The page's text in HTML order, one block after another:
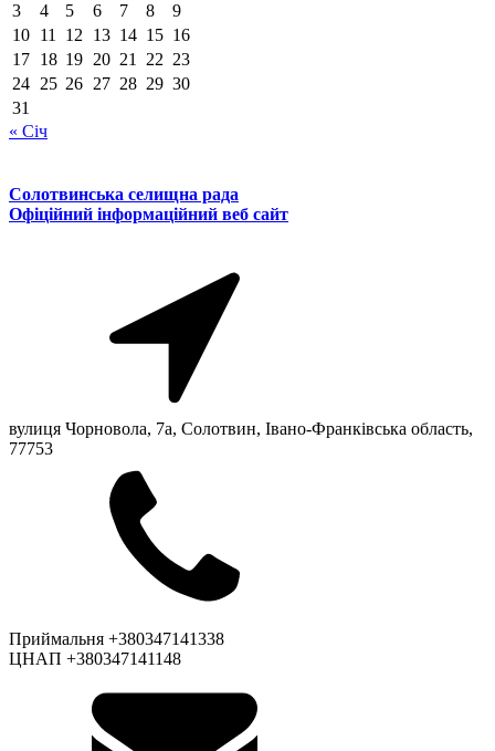
3
4 5 6 7 8
9
10 11 12 13 14 15 16
17 18 19 20 21 22 23
24 25 26 27 28 29 30
31
« Січ
Солотвинська селищна рада
Офіційний інформаційний веб сайт
вулиця Чорновола, 7a, Солотвин, Івано-Франківська область,
77753
Приймальня +380347141338
ЦНАП +380347141148